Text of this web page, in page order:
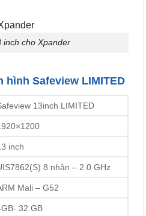
inch cho Xpander
hình Safeview LIMITED
13inch LIMITED
inch
8 nhân – 2.0 GHz
Mali – G52
32 GB